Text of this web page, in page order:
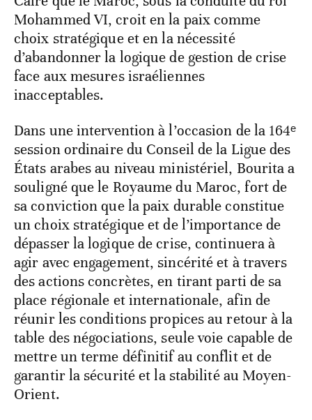
Mohammed VI, croit en la paix comme
choix stratégique et en la nécessité
d’abandonner la logique de gestion de crise
face aux mesures israéliennes
inacceptables.
Dans une intervention à l’occasion de la 164ᵉ
session ordinaire du Conseil de la Ligue des
États arabes au niveau ministériel, Bourita a
souligné que le Royaume du Maroc, fort de
sa conviction que la paix durable constitue
un choix stratégique et de l’importance de
dépasser la logique de crise, continuera à
agir avec engagement, sincérité et à travers
des actions concrètes, en tirant parti de sa
place régionale et internationale, afin de
réunir les conditions propices au retour à la
table des négociations, seule voie capable de
mettre un terme définitif au conflit et de
garantir la sécurité et la stabilité au Moyen-
Orient.